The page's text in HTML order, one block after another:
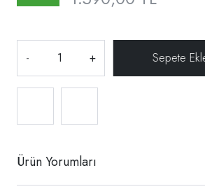
- +
Ürün Yorumları